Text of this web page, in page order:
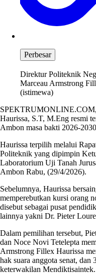
Perbesar
Direktur Politeknik
Marceau Armstrong
(istimewa)
Haurissa, S.T, M.Eng resmi
Ambon masa bakti 2026-
Haurissa terpilih melalui
Politeknik yang dipimpin
Laboratorium Uji Tanah
Ambon Rabu, (29/4/2026).
Sebelumnya, Haurissa
memperebutkan kursi orang
disebut sebagai pusat
lainnya yakni Dr. Pieter
Dalam pemilihan tersebut,
dan Noce Novi Tetelepta
Armstrong Fillex Haurissa
hak suara anggota senat, dan
keterwakilan Mendiktisaintek.